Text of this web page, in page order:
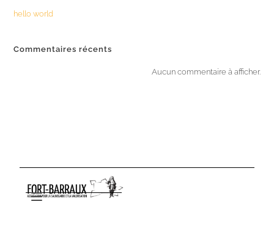
hello world
Commentaires récents
Aucun commentaire à afficher.